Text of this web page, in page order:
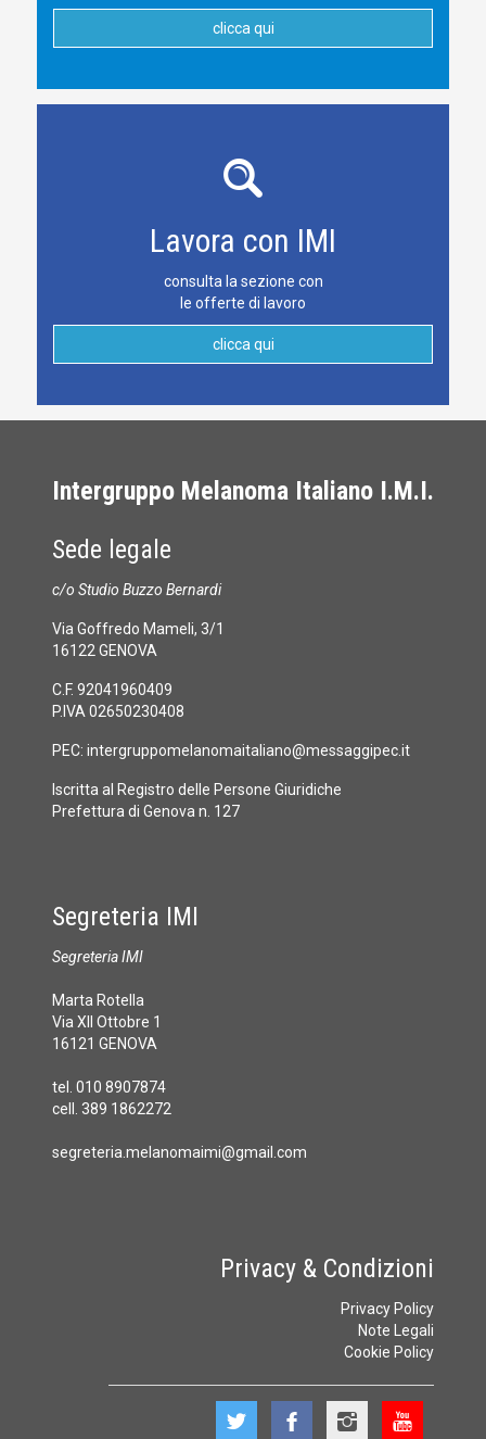
clicca qui
Lavora con IMI
consulta la sezione con
le offerte di lavoro
clicca qui
Intergruppo Melanoma Italiano I.M.I.
Sede legale
c/o Studio Buzzo Bernardi
Via Goffredo Mameli, 3/1
16122 GENOVA
C.F. 92041960409
P.IVA 02650230408
PEC: intergruppomelanomaitaliano@messaggipec.it
Iscritta al Registro delle Persone Giuridiche
Prefettura di Genova n. 127
Segreteria IMI
Segreteria IMI
Marta Rotella
Via XII Ottobre 1
16121 GENOVA
tel. 010 8907874
cell. 389 1862272
segreteria.melanomaimi@gmail.com
Privacy & Condizioni
Privacy Policy
Note Legali
Cookie Policy